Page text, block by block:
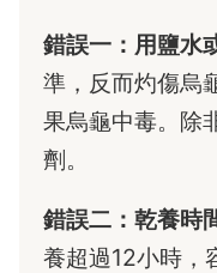
錯誤一：用鹽水
準，反而灼傷烏
果烏龜中毒。除
劑。
錯誤二：乾養時
養超過12小時，